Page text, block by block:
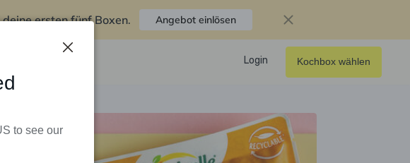
ersten fünf Boxen. Angebot einlösen
Login Kochbox wählen
to see our